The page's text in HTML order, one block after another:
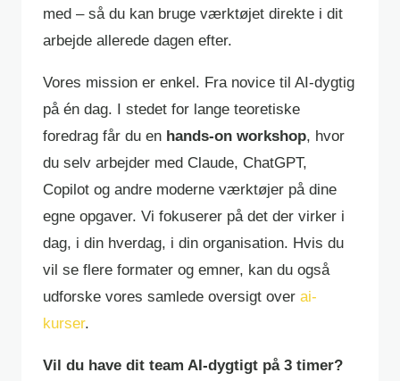
med – så du kan bruge værktøjet direkte i dit
arbejde allerede dagen efter.
Vores mission er enkel. Fra novice til AI-dygtig
på én dag. I stedet for lange teoretiske
foredrag får du en hands-on workshop, hvor
du selv arbejder med Claude, ChatGPT,
Copilot og andre moderne værktøjer på dine
egne opgaver. Vi fokuserer på det der virker i
dag, i din hverdag, i din organisation. Hvis du
vil se flere formater og emner, kan du også
udforske vores samlede oversigt over ai-
kurser.
Vil du have dit team AI-dygtigt på 3 timer?